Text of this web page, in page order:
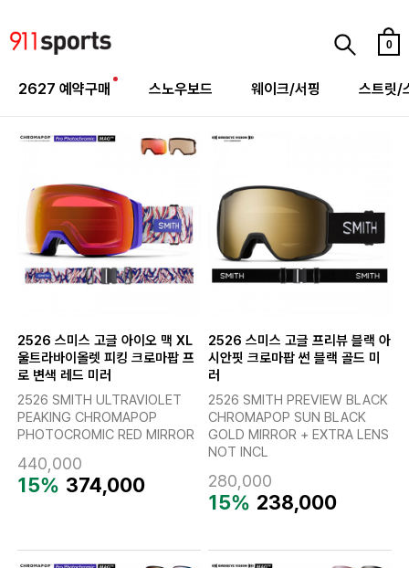
0
2627 예약구매 스노우보드 웨이크/서핑 스트릿/
2526 스미스 고글 아이오 맥 XL
울트라바이올렛 피킹 크로마팝 프
로 변색 레드 미러
2526 SMITH ULTRAVIOLET
PEAKING CHROMAPOP
PHOTOCROMIC RED MIRROR
440,000
15% 374,000
2526 스미스 고글 프리뷰 블랙 아
시안핏 크로마팝 썬 블랙 골드 미
러
2526 SMITH PREVIEW BLACK
CHROMAPOP SUN BLACK
GOLD MIRROR + EXTRA LENS
NOT INCL
280,000
15% 238,000